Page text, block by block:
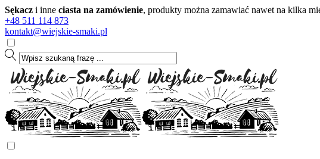
Sękacz i inne ciasta na zamówienie, produkty można zamawiać nawet na kilka
+48 511 114 873
kontakt@wiejskie-smaki.pl